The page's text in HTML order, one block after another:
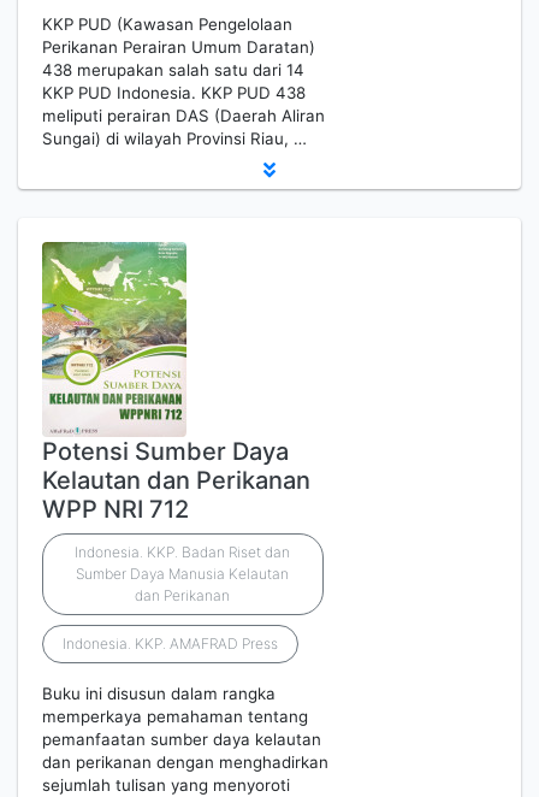
KKP PUD (Kawasan Pengelolaan
Perikanan Perairan Umum Daratan)
438 merupakan salah satu dari 14
KKP PUD Indonesia. KKP PUD 438
meliputi perairan DAS (Daerah Aliran
Sungai) di wilayah Provinsi Riau, …
Potensi Sumber Daya
Kelautan dan Perikanan
WPP NRI 712
Indonesia. KKP. Badan Riset dan
Sumber Daya Manusia Kelautan
dan Perikanan
Indonesia. KKP. AMAFRAD Press
Buku ini disusun dalam rangka
memperkaya pemahaman tentang
pemanfaatan sumber daya kelautan
dan perikanan dengan menghadirkan
sejumlah tulisan yang menyoroti